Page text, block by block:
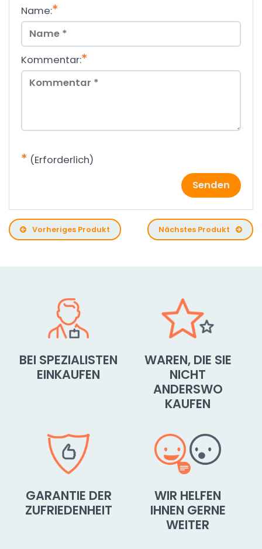
Name:*
Kommentar:*
* (Erforderlich)
Senden
Vorheriges Produkt Nächstes Produkt
BEI SPEZIALISTEN
EINKAUFEN
WAREN, DIE SIE
NICHT
ANDERSWO
KAUFEN
GARANTIE DER
ZUFRIEDENHEIT
WIR HELFEN
IHNEN GERNE
WEITER